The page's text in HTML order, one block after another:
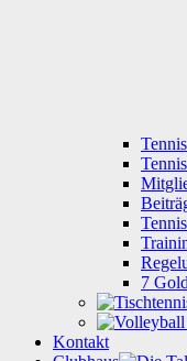
7
Kontakt